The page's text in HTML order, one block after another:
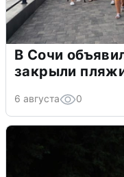
В Сочи
закрыли
6 августа 0